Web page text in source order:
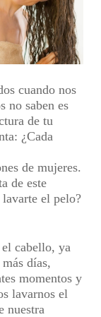
cuando nos
no saben es
de tu
¿Cada
de mujeres.
de este
el pelo?
el cabello, ya
días,
momentos y
lavarnos el
nuestra